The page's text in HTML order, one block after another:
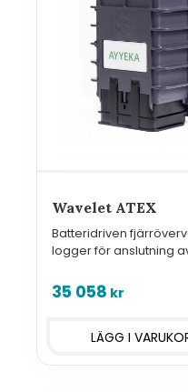
Wavelet ATEX
Batteridriven
logger för anslutning
standardinterface,
35 058 kr